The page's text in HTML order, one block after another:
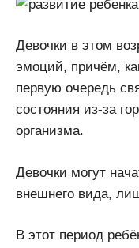
Девочки в этом
эмоций, причём,
первую очередь
состояния из-за
организма.
Девочки могут
внешнего вида,
В этот период